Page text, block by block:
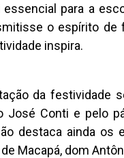
para a
o espírito de
inspira.
da festividade
José Conti e pelo
destaca ainda os
Macapá, dom